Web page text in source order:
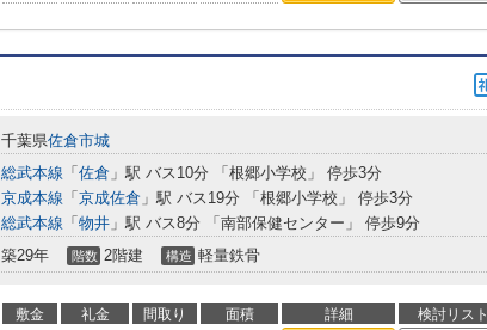
千葉県佐倉市城
総武本線 「 佐倉 」駅 バス10分 「根郷小学校」 停歩3分
京成本線 「 京成佐倉 」駅 バス19分 「根郷小学校」 停歩3分
総武本線 「 物井 」駅 バス8分 「南部保健センター」 停歩9分
築29年 階数 2階建 構造 軽量鉄骨
敷金 礼金 間取り 面積 詳細
検討リスト